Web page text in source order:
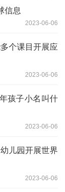
信息
2023-06-06
个课目开展应
2023-06-06
孩子小名叫什
2023-06-06
儿园开展世界
2023-06-06